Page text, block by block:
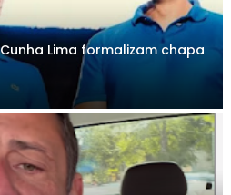
Lima formalizam chapa